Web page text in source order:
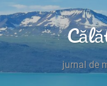
jurnal de